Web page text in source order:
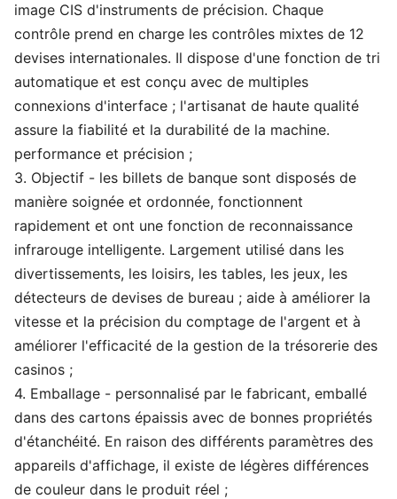
image CIS d'instruments de précision. Chaque
contrôle prend en charge les contrôles mixtes de 12
devises internationales. Il dispose d'une fonction de tri
automatique et est conçu avec de multiples
connexions d'interface ; l'artisanat de haute qualité
assure la fiabilité et la durabilité de la machine.
performance et précision ;
3. Objectif - les billets de banque sont disposés de
manière soignée et ordonnée, fonctionnent
rapidement et ont une fonction de reconnaissance
infrarouge intelligente. Largement utilisé dans les
divertissements, les loisirs, les tables, les jeux, les
détecteurs de devises de bureau ; aide à améliorer la
vitesse et la précision du comptage de l'argent et à
améliorer l'efficacité de la gestion de la trésorerie des
casinos ;
4. Emballage - personnalisé par le fabricant, emballé
dans des cartons épaissis avec de bonnes propriétés
d'étanchéité. En raison des différents paramètres des
appareils d'affichage, il existe de légères différences
de couleur dans le produit réel ;